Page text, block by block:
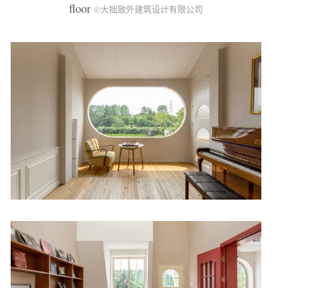
floor ©大拙致外建筑设计有限公司